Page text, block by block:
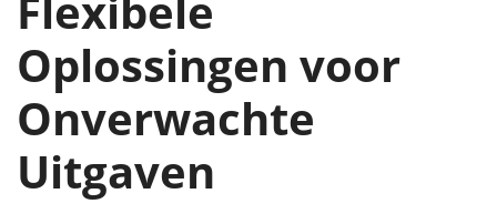
Oplossingen voor
Onverwachte
Uitgaven